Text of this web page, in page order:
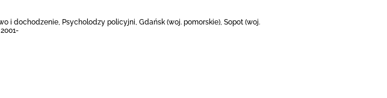
i dochodzenie, Psycholodzy policyjni, Gdańsk (woj. pomorskie), Sopot (woj.